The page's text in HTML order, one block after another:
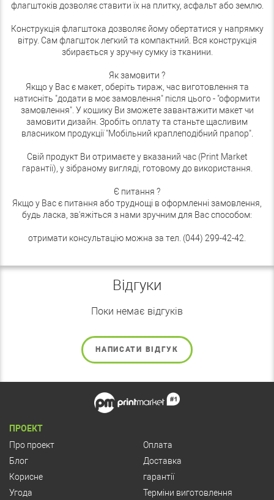
флагштоків дозволяє ставити їх на плитку, асфальт або землю.
Конструкція флагштока дозволяє йому обертатися у напрямку
вітру. Сам флагшток легкий та компактний. Вся конструкція
збирається у зручну сумку із тканини.
Як замовити ?
Якщо у Вас є макет, оберіть тираж, час виготовлення та
натисніть "додати в моє замовлення" після цього - "оформити
замовлення". У кошику Ви зможете завантажити макет чи
замовити дизайн. Зробіть оплату та станьте щасливим
власником продукції "Мобільний краплеподібний прапор".
Свій продукт Ви отримаєте у вказаний час (Print Market
гарантії), у зібраному вигляді, готовому до використання.
Є питання ?
Якщо у Вас є питання або труднощі в оформленні замовлення,
будь ласка, зв'яжіться з нами зручним для Вас способом:
отримати консультацію можна за тел. (044) 299-42-42.
Відгуки
Поки немає відгуків
НАПИСАТИ ВІДГУК
ПРОЕКТ
Про проект
Блог
Корисне
Угода
Оплата
Доставка
гарантії
Терміни виготовлення